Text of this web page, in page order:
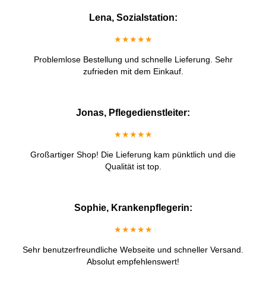
Lena, Sozialstation:
★★★★★
Problemlose Bestellung und schnelle Lieferung. Sehr
zufrieden mit dem Einkauf.
Jonas, Pflegedienstleiter:
★★★★★
Großartiger Shop! Die Lieferung kam pünktlich und die
Qualität ist top.
Sophie, Krankenpflegerin:
★★★★★
Sehr benutzerfreundliche Webseite und schneller Versand.
Absolut empfehlenswert!